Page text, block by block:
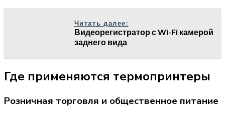
Читать далее:
Видеорегистратор с Wi-Fi камерой
заднего вида
Где применяются термопринтеры
Розничная торговля и общественное питание